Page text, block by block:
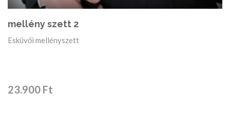
mellény szett 2
Esküvői mellényszett
23.900 Ft